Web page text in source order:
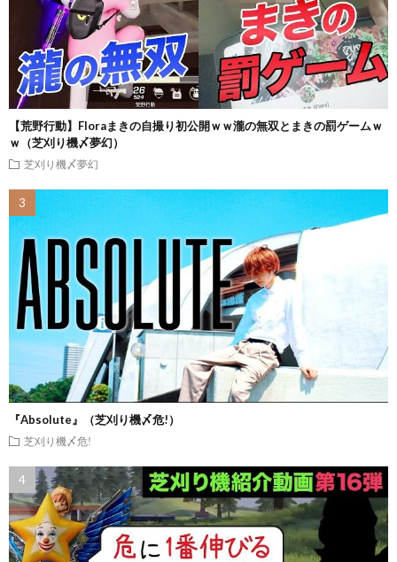
【荒野行動】Floraまきの自撮り初公開ｗｗ瀧の無双とまきの罰ゲームｗ
ｗ（芝刈り機〆夢幻）
芝刈り機〆夢幻
『Absolute』（芝刈り機〆危!）
芝刈り機〆危!